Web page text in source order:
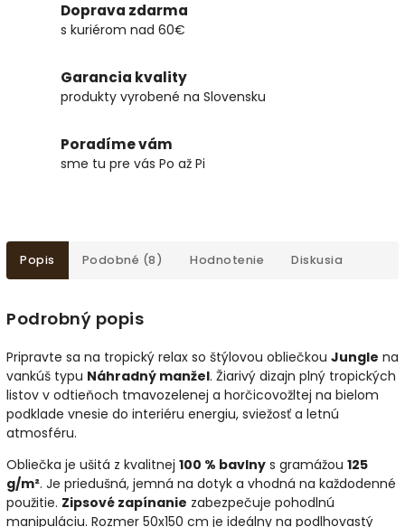
Doprava zdarma
s kuriérom nad 60€
Garancia kvality
produkty vyrobené na Slovensku
Poradíme vám
sme tu pre vás Po až Pi
Popis Podobné (8) Hodnotenie Diskusia
Podrobný popis
Pripravte sa na tropický relax so štýlovou obliečkou Jungle na
vankúš typu Náhradný manžel. Žiarivý dizajn plný tropických
listov v odtieňoch tmavozelenej a horčicovožltej na bielom
podklade vnesie do interiéru energiu, sviežosť a letnú
atmosféru.
Obliečka je ušitá z kvalitnej 100 % bavlny s gramážou 125
g/m². Je priedušná, jemná na dotyk a vhodná na každodenné
použitie. Zipsové zapínanie zabezpečuje pohodlnú
manipuláciu. Rozmer 50x150 cm je ideálny na podlhovastý